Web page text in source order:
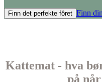
Finn det perfekte fôret Finn
Kattemat - hva
på